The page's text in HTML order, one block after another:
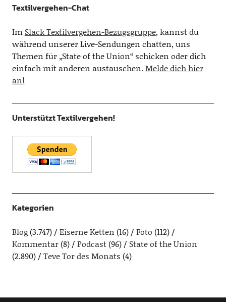
Textilvergehen-Chat
Im Slack Textilvergehen-Bezugsgruppe, kannst du
während unserer Live-Sendungen chatten, uns
Themen für „State of the Union“ schicken oder dich
einfach mit anderen austauschen.Melde dich hier
an!
Unterstützt Textilvergehen!
Kategorien
Blog(3.747) Eiserne Ketten (16) Foto (112)
Kommentar(8) Podcast(96)
State of the Union
(2.890)
Teve Tor des Monats (4)